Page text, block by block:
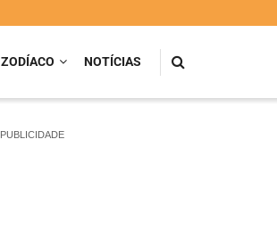
ZODÍACO NOTÍCIAS
PUBLICIDADE